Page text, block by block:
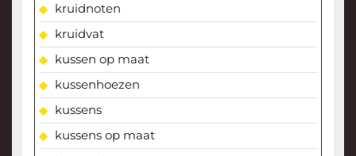
kruidnoten
kruidvat
kussen op maat
kussenhoezen
kussens
kussens op maat